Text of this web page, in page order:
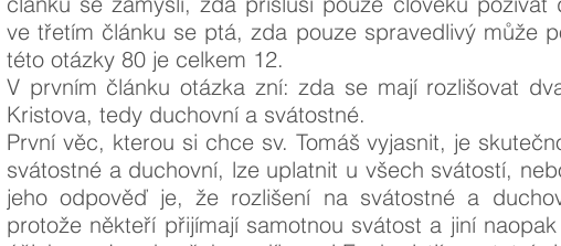
ve třetím článku se ptá, zda pouze spravedlivý může
této otázky 80 je celkem 12.
V prvním článku otázka zní: zda se mají rozlišovat
Kristova, tedy duchovní a svátostné.
První věc, kterou si chce sv. Tomáš vyjasnit, je
svátostné a duchovní, lze uplatnit u všech svátostí,
jeho odpověď je, že rozlišení na svátostné a
protože někteří přijímají samotnou svátost a jiní